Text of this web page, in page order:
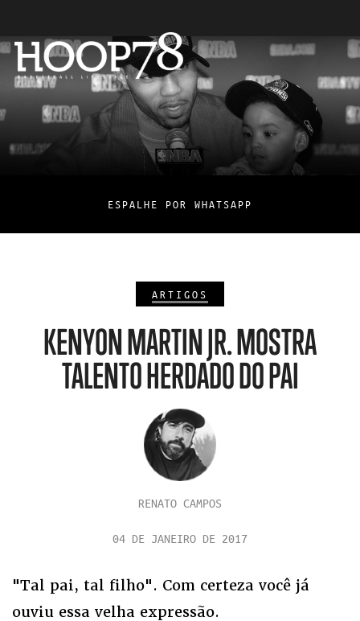
ESPALHE POR WHATSAPP
ARTIGOS
KENYON MARTIN JR. MOSTRA
TALENTO HERDADO DO PAI
RENATO CAMPOS
04 DE JANEIRO DE 2017
"Tal pai, tal filho". Com certeza você já
ouviu essa velha expressão.